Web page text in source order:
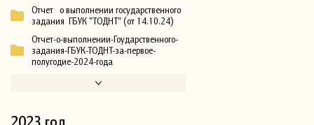
Отчет о выполнении государственного
задания ГБУК "ТОДНТ" (от 14.10.24)
Отчет-о-выполнении-Гоударственного-
задания-ГБУК-ТОДНТ-за-первое-
полугодие-2024-года